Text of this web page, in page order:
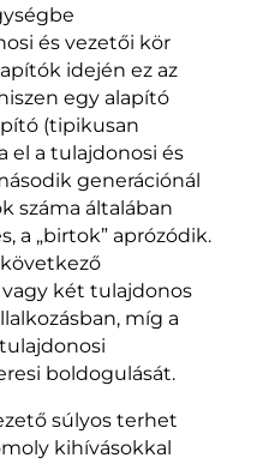
és vezetői kör
idején ez az
egy alapító
(tipikusan
el a tulajdonosi és
generációnál
száma általában
a „birtok” aprózódik.
két tulajdonos
míg a
boldogulását.
súlyos terhet
kihívásokkal